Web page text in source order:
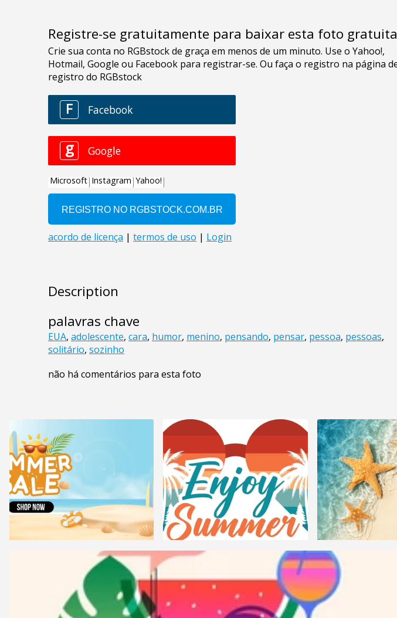
Registre-se gratuitamente para baixar esta foto gratuita
Description
palavras chave
EUA, adolescente, cara, humor, menino, pensando, pensar, pessoa, pessoas,
solitário, sozinho
não há comentários para esta foto